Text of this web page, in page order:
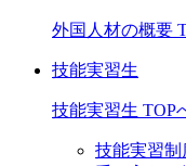
外国人材の概要
技能実習生
技能実習生 TOP
技能実習制